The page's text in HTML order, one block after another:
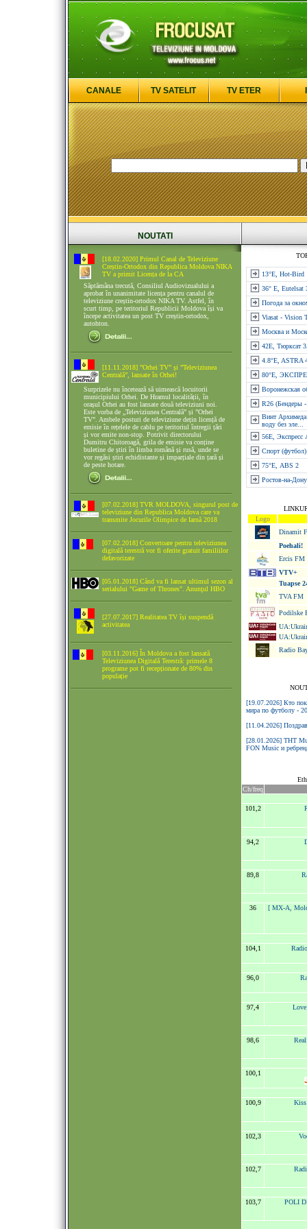
CANALE TV SATELIT TV ETER
NOUTATI
[18.02.2020] Primul Canal de Televiziune
Creștin-Ortodox din Republica Moldova NIKA
TV a primit Licența de la CA
Săptămâna trecută, Consiliul Audiovizualului a
aprobat în unanimitate licența pentru canalul de
televiziune creștin-ortodox NIKA TV. Astfel, în
scurt timp, pe teritoriul Republicii Moldova își va
începe activitatea un post TV creștin-ortodox,
autohton.
[11.11.2018] ”Orhei TV” și ”Televiziunea
Centrală”, lansate în Orhei!
Surprizele nu încetează să uimească locuitorii
municipiului Orhei. De Hramul localității, în
orașul Orhei au fost lansate două televiziuni noi.
Este vorba de „Televiziunea Centrală” și ”Orhei
TV”. Ambele posturi de televiziune dețin licență de
emisie în rețelele de cablu pe teritoriul întregii țări
și vor emite non-stop. Potrivit directorului
Dumitru Chitoroagă, grila de emisie va conține
buletine de știri în limba română și rusă, unde se
vor regăsi știri echidistante și imparțiale din țară și
de peste hotare.
[07.02.2018] TVR MOLDOVA, singurul post de
televiziune din Republica Moldova care va
transmite Jocurile Olimpice de Iarnă 2018
[07.02.2018] Convertoare pentru televiziunea
digitală terestră vor fi oferite gratuit familiilor
defavorizate
[05.01.2018] Când va fi lansat ultimul sezon al
serialului "Game of Thrones". Anunţul HBO
[27.07.2017] Realitatea TV își suspendă
activitatea
[03.11.2016] În Moldova a fost lansată
Televiziunea Digitală Terestră: primele 8
programe pot fi recepționate de 80% din
populație
13°E, Hot-Bird
36° E, Eutelsat
Погода за
Viasat - Vision
Москва и
42E, Тюрксат
4.8°E, ASTRA
80°E,
Воронежская
R26 (Бендеры
Винт
воду без эле...
56E, Экспресс
Спорт (футбол)
75°Е, ABS 2
Ростов-на-Дону
Logo
Dinamit
Poehali!
Ercis FM
VTV+
Tuapse
TVA FM
Podilske
Radio
[19.07.2026] Кто
мира по футболу -
[11.04.2026]
[28.01.2026] ТНТ
FON Music и
Ch/freq
101,2
94,2
89,8
36 [ MX-A,
104,1
96,0
97,4
98,6
100,1
100,9
102,3
102,7
103,7 POLI